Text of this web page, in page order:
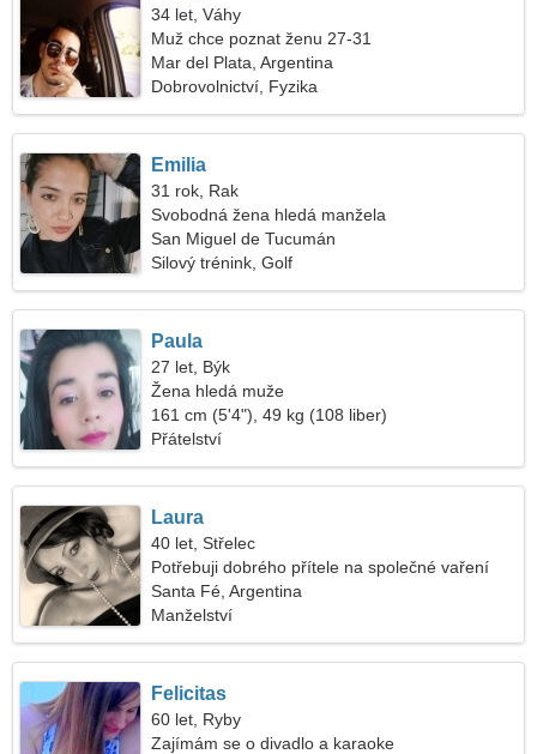
34 let, Váhy
Muž chce poznat ženu 27-31
Mar del Plata, Argentina
Dobrovolnictví, Fyzika
Emilia
31 rok, Rak
Svobodná žena hledá manžela
San Miguel de Tucumán
Silový trénink, Golf
Paula
27 let, Býk
Žena hledá muže
161 cm (5'4"), 49 kg (108 liber)
Přátelství
Laura
40 let, Střelec
Potřebuji dobrého přítele na společné vaření
Santa Fé, Argentina
Manželství
Felicitas
60 let, Ryby
Zajímám se o divadlo a karaoke